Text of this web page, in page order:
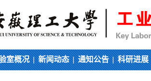
室概况|新闻动态|通知公告|科研进展